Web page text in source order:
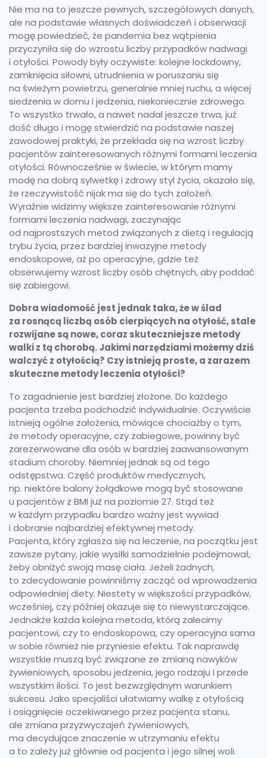
Nie ma na to jeszcze pewnych, szczegółowych danych,
ale na podstawie własnych doświadczeń i obserwacji
mogę powiedzieć, że pandemia bez wątpienia
przyczyniła się do wzrostu liczby przypadków nadwagi
i otyłości. Powody były oczywiste: kolejne lockdowny,
zamknięcia siłowni, utrudnienia w poruszaniu się
na świeżym powietrzu, generalnie mniej ruchu, a więcej
siedzenia w domu i jedzenia, niekoniecznie zdrowego.
To wszystko trwało, a nawet nadal jeszcze trwa, już
dość długo i mogę stwierdzić na podstawie naszej
zawodowej praktyki, że przekłada się na wzrost liczby
pacjentów zainteresowanych różnymi formami leczenia
otyłości. Równocześnie w świecie, w którym mamy
modę na dobrą sylwetkę i zdrowy styl życia, okazało się,
że rzeczywistość nijak ma się do tych założeń.
Wyraźnie widzimy większe zainteresowanie różnymi
formami leczenia nadwagi, zaczynając
od najprostszych metod związanych z dietą i regulacją
trybu życia, przez bardziej inwazyjne metody
endoskopowe, aż po operacyjne, gdzie też
obserwujemy wzrost liczby osób chętnych, aby poddać
się zabiegowi.
Dobra wiadomość jest jednak taka, że w ślad
za rosnącą liczbą osób cierpiących na otyłość, stale
rozwijane są nowe, coraz skuteczniejsze metody
walki z tą chorobą. Jakimi narzędziami możemy dziś
walczyć z otyłością? Czy istnieją proste, a zarazem
skuteczne metody leczenia otyłości?
To zagadnienie jest bardziej złożone. Do każdego
pacjenta trzeba podchodzić indywidualnie. Oczywiście
istnieją ogólne założenia, mówiące chociażby o tym,
że metody operacyjne, czy zabiegowe, powinny być
zarezerwowane dla osób w bardziej zaawansowanym
stadium choroby. Niemniej jednak są od tego
odstępstwa. Część produktów medycznych,
np. niektóre balony żołądkowe mogą być stosowane
u pacjentów z BMI już na poziomie 27. Stąd też
w każdym przypadku bardzo ważny jest wywiad
i dobranie najbardziej efektywnej metody.
Pacjenta, który zgłasza się na leczenie, na początku jest
zawsze pytany, jakie wysiłki samodzielnie podejmował,
żeby obniżyć swoją masę ciała. Jeżeli żadnych,
to zdecydowanie powinniśmy zacząć od wprowadzenia
odpowiedniej diety. Niestety w większości przypadków,
wcześniej, czy później okazuje się to niewystarczające.
Jednakże każda kolejna metoda, którą zalecimy
pacjentowi, czy to endoskopowa, czy operacyjna sama
w sobie również nie przyniesie efektu. Tak naprawdę
wszystkie muszą być związane ze zmianą nawyków
żywieniowych, sposobu jedzenia, jego rodzaju i przede
wszystkim ilości. To jest bezwzględnym warunkiem
sukcesu. Jako specjaliści ułatwiamy walkę z otyłością
i osiągnięcie oczekiwanego przez pacjenta stanu,
ale zmiana przyzwyczajeń żywieniowych,
ma decydujące znaczenie w utrzymaniu efektu
a to zależy już głównie od pacjenta i jego silnej woli.